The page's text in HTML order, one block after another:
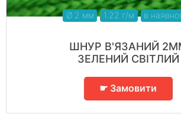
Ø 2 мм 1.22 г/м в
ШНУР В'ЯЗАНИЙ
ЗЕЛЕНИЙ СВІТЛИЙ
☛ Замовити